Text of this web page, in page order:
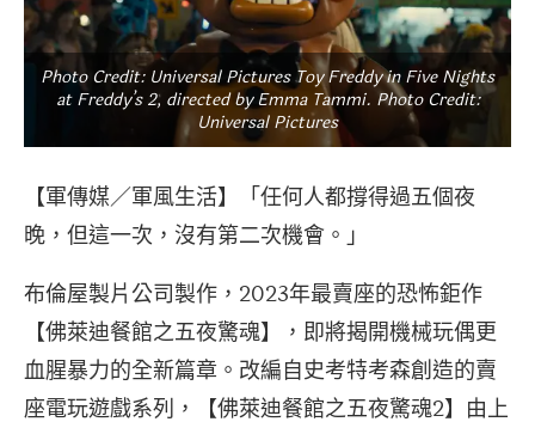
Photo Credit: Universal Pictures Toy Freddy in Five Nights
at Freddy’s 2, directed by Emma Tammi. Photo Credit:
Universal Pictures
【軍傳媒／軍風生活】「任何人都撐得過五個夜
晚，但這一次，沒有第二次機會。」
布倫屋製片公司製作，2023年最賣座的恐怖鉅作
【佛萊迪餐館之五夜驚魂】，即將揭開機械玩偶更
血腥暴力的全新篇章。改編自史考特考森創造的賣
座電玩遊戲系列，【佛萊迪餐館之五夜驚魂2】由上